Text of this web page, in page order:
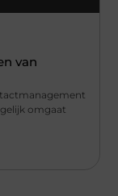
van
omgaat